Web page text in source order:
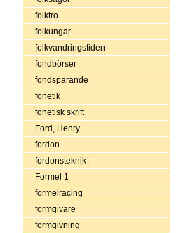
folktro
folkungar
folkvandringstiden
fondbörser
fondsparande
fonetik
fonetisk skrift
Ford, Henry
fordon
fordonsteknik
Formel 1
formelracing
formgivare
formgivning